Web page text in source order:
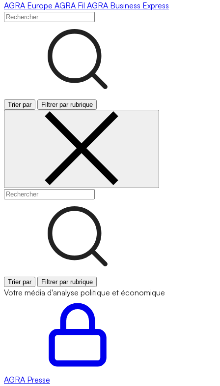
AGRA Europe AGRA Fil AGRA Business Express
Trier par Filtrer par rubrique
Trier par Filtrer par rubrique
Votre média d'analyse politique et économique
AGRA Presse